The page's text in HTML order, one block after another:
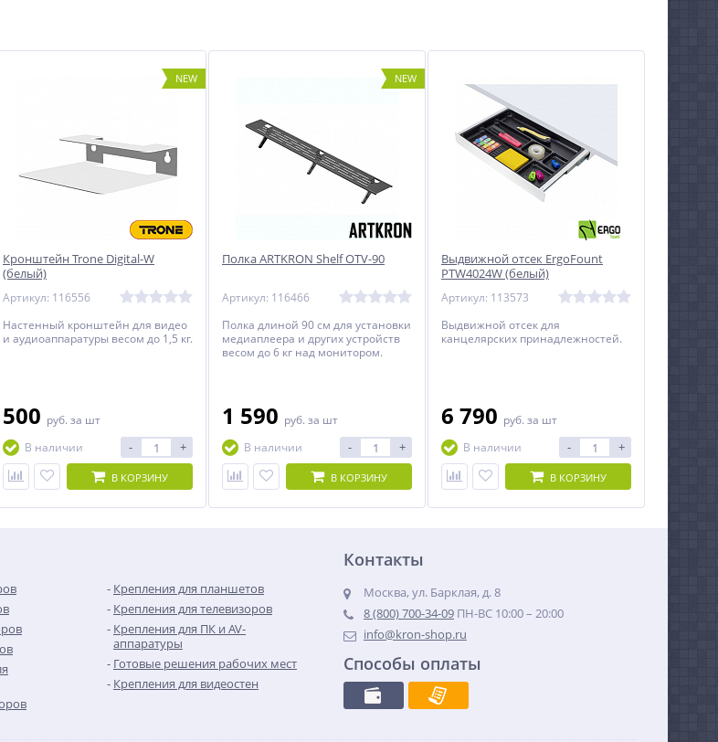
NEW
Кронштейн Trone Digital-W
(белый)
Артикул: 116556
Настенный кронштейн для видео
и аудиоаппаратуры весом до 1,5 кг.
500 руб. за шт
В наличии
- +
В КОРЗИНУ
NEW
Полка ARTKRON Shelf OTV-90
Артикул: 116466
Полка длиной 90 см для установки
медиаплеера и других устройств
весом до 6 кг над монитором.
1 590 руб. за шт
В наличии
- +
В КОРЗИНУ
Выдвижной отсек ErgoFount
PTW4024W (белый)
Артикул: 113573
Выдвижной отсек для
канцелярских принадлежностей.
6 790 руб. за шт
В наличии
- +
В КОРЗИНУ
Крепления для планшетов
Крепления для телевизоров
Крепления для ПК и AV-
аппаратуры
Готовые решения рабочих мест
Крепления для видеостен
Контакты
Москва, ул. Барклая, д. 8
8 (800) 700-34-09 ПН-ВС 10:00 – 20:00
info@kron-shop.ru
Способы оплаты